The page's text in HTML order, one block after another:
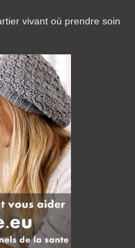
vivant où prendre soin